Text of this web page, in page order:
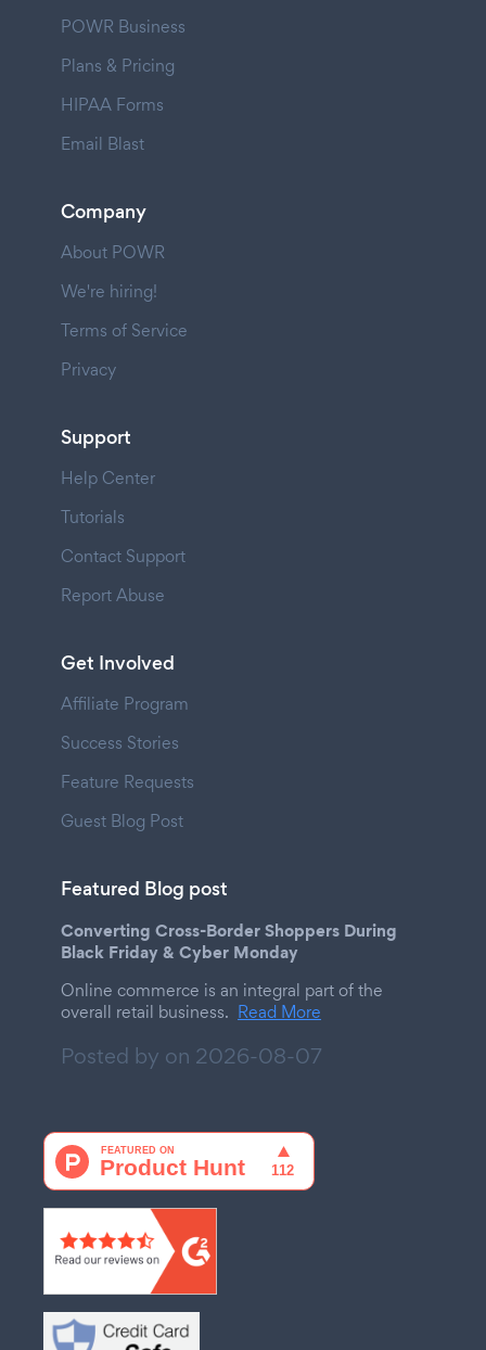
POWR Business
Plans & Pricing
HIPAA Forms
Email Blast
Company
About POWR
We're hiring!
Terms of Service
Privacy
Support
Help Center
Tutorials
Contact Support
Report Abuse
Get Involved
Affiliate Program
Success Stories
Feature Requests
Guest Blog Post
Featured Blog post
Converting Cross-Border Shoppers During
Black Friday & Cyber Monday
Online commerce is an integral part of the
overall retail business. Read More
Posted by on 2026-08-07